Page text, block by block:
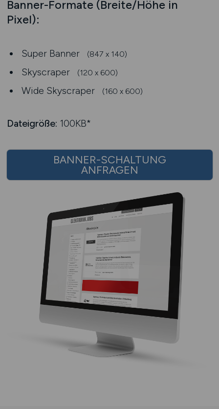
Banner-Formate (Breite/Höhe in
Pixel):
Super Banner (847 x 140)
Skyscraper (120 x 600)
Wide Skyscraper (160 x 600)
Dateigröße: 100KB*
BANNER-SCHALTUNG
ANFRAGEN